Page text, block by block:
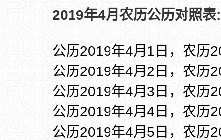
2019年4月农历公历对照表:
公历2019年4月1日，农历
公历2019年4月2日，农历
公历2019年4月3日，农历
公历2019年4月4日，农历
公历2019年4月5日，农历